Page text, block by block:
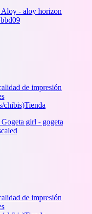
de impresión
chibis)Tienda
de impresión